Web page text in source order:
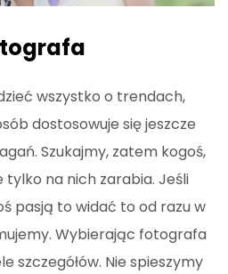
wszystko o trendach,
dostosowuje się jeszcze
Szukajmy, zatem kogoś,
tylko na nich zarabia. Jeśli
pasją to widać to od razu w
Wybierając fotografa
szczegółów. Nie spieszymy